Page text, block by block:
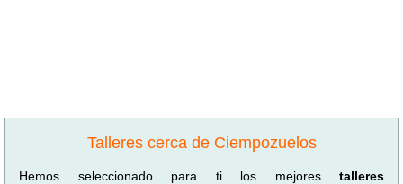
Talleres cerca de Ciempozuelos
Hemos seleccionado para ti los mejores talleres